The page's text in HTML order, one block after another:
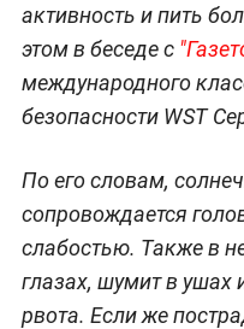
активность и пить
этом в беседе с
международного
безопасности WST
По его словам,
сопровождается
слабостью. Также в
глазах, шумит в ушах
рвота. Если же